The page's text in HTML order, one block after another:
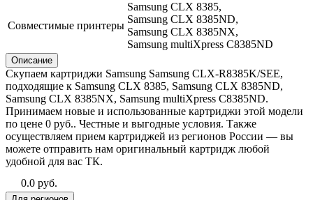
Совместимые принтеры
Samsung CLX 8385,
Samsung CLX 8385ND,
Samsung CLX 8385NX,
Samsung multiXpress C8385ND
Описание
Скупаем картриджи Samsung Samsung CLX-R8385K/SEE,
подходящие к Samsung CLX 8385, Samsung CLX 8385ND,
Samsung CLX 8385NX, Samsung multiXpress C8385ND.
Принимаем новые и использованные картриджи этой модели
по цене 0 руб.. Честные и выгодные условия. Также
осуществляем прием картриджей из регионов России — вы
можете отправить нам оригинальный картридж любой
удобной для вас ТК.
0.0 руб.